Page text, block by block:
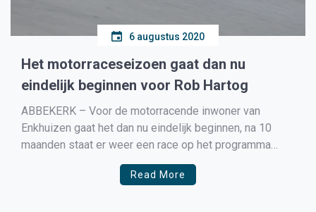
6 augustus 2020
Het motorraceseizoen gaat dan nu
eindelijk beginnen voor Rob Hartog
ABBEKERK – Voor de motorracende inwoner van
Enkhuizen gaat het dan nu eindelijk beginnen, na 10
maanden staat er weer een race op het programma
voor Rob Hartog. Dit weekend (7 t/m 9 augustus) gaat
de coureur zijn officiële debuut maken in het British
Read More